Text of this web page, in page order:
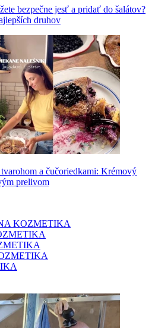
bezpečne jesť a pridať do šalátov?
druhov
a čučoriedkami: Krémový
prelivom
KOZMETIKA